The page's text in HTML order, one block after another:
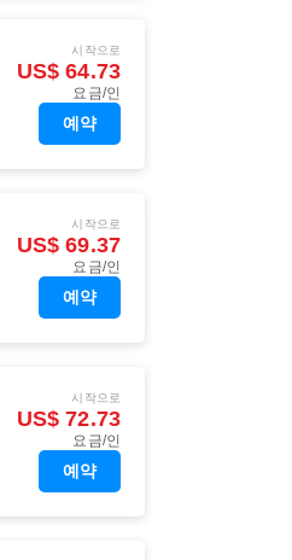
시작으로
US$ 64.73
요금/인
예약
시작으로
US$ 69.37
요금/인
예약
시작으로
US$ 72.73
요금/인
예약